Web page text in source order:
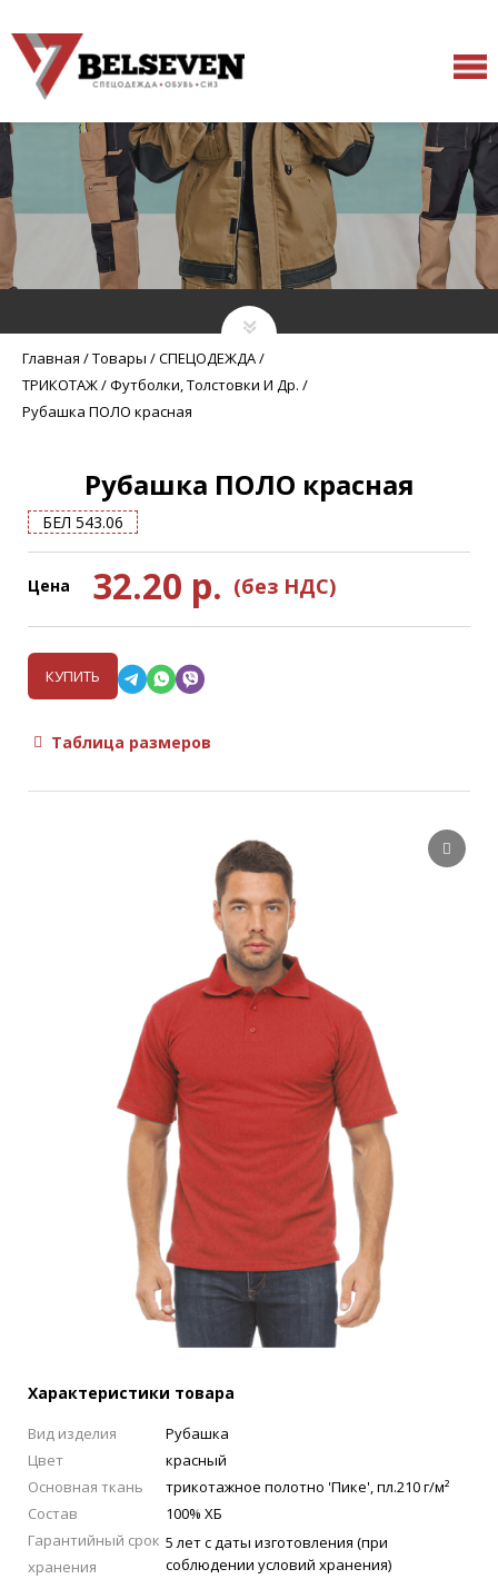
Главная /Товары /СПЕЦОДЕЖДА/
ТРИКОТАЖ/Футболки, Толстовки И Др. /
Рубашка ПОЛО красная
Рубашка ПОЛО красная
БЕЛ 543.06
Цена 32.20 р. (без НДС)
КУПИТЬ
Таблица размеров
Характеристики товара
Вид изделия
Рубашка
Цвет
красный
Основная ткань
трикотажное полотно 'Пике', пл.210 г/м²
Состав
100% ХБ
Гарантийный срок
хранения
5 лет с даты изготовления (при
соблюдении условий хранения)